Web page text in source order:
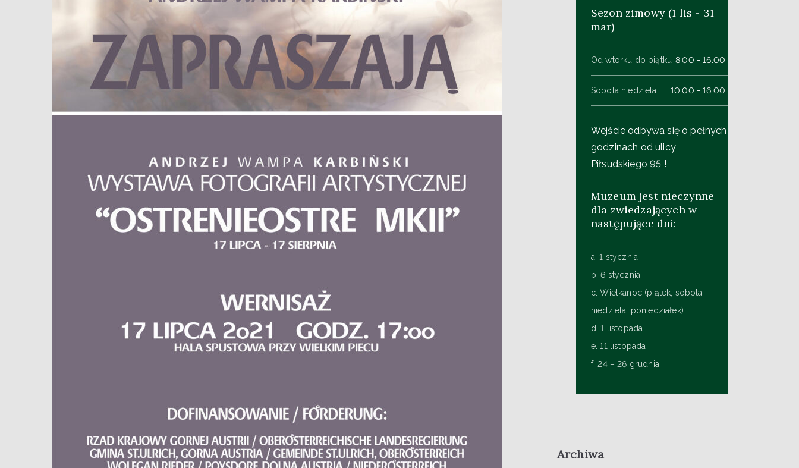
Sezon zimowy (1 lis - 31
mar)
Od wtorku do piątku 8.00 - 16.00
Sobota niedziela 10.00 - 16.00
Wejście odbywa się o pełnych
godzinach od ulicy
Piłsudskiego 95 !
Muzeum jest nieczynne
dla zwiedzających w
następujące dni:
a. 1 stycznia
b. 6 stycznia
c. Wielkanoc (piątek, sobota,
niedziela, poniedziałek)
d. 1 listopada
e. 11 listopada
f. 24 – 26 grudnia
Archiwa